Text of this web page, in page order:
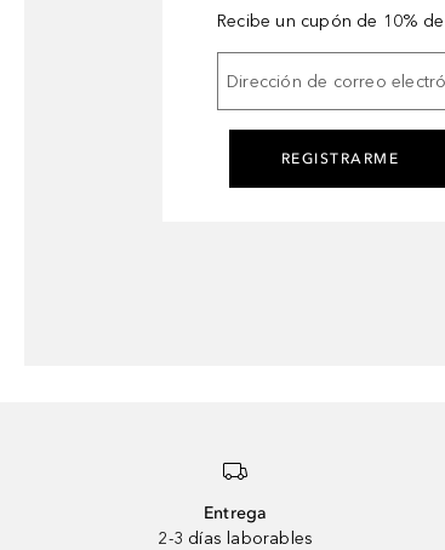
Recibe un cupón de 10%
Dirección de correo
REGISTRARME
Entrega
2-3 días laborables